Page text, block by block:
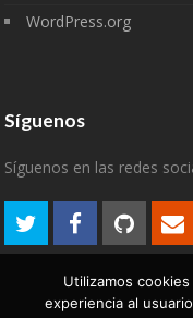
WordPress.org
Síguenos
Síguenos en las redes
Utilizamos
experiencia al